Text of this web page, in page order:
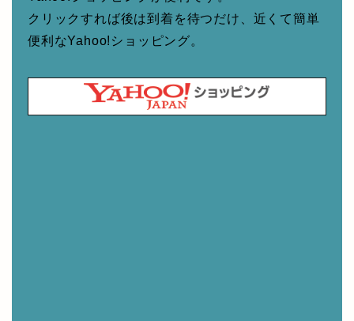
クリックすれば後は到着を待つだけ、近くて簡単
便利なYahoo!ショッピング。